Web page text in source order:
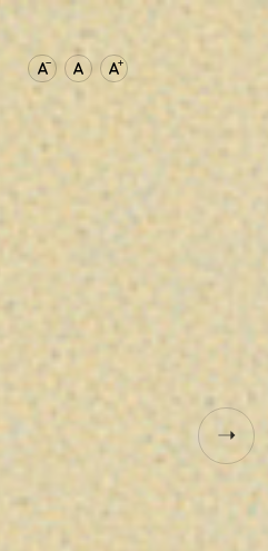
文字尺寸縮小
文字尺寸正常文字尺寸增加